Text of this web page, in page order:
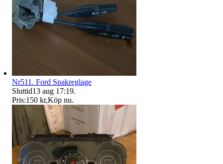
Nr511. Ford Spakreglage
Sluttid13 aug 17:19.
Pris:150 kr,Köp nu.